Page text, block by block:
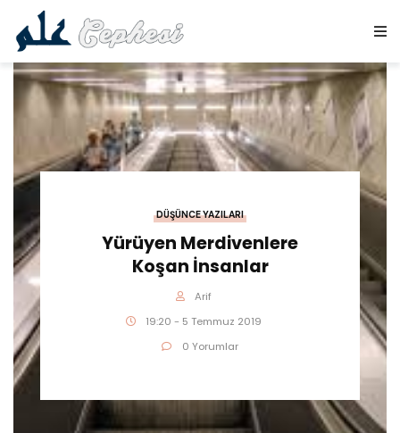
DÜŞÜNCE YAZILARI
Yürüyen Merdivenlere
Koşan İnsanlar
Arif
19:20 - 5 Temmuz 2019
0 Yorumlar